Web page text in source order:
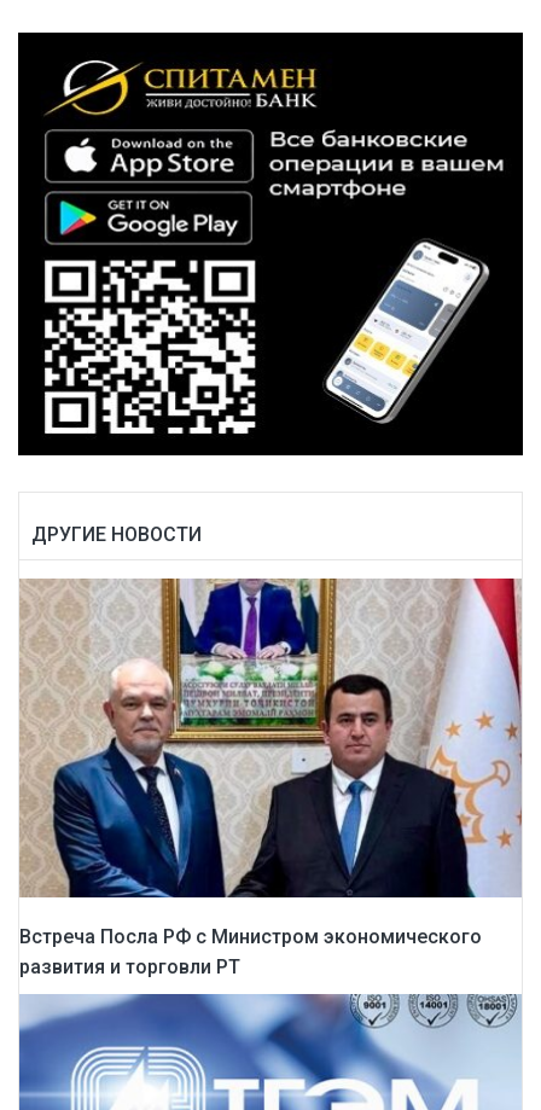
ДРУГИЕ НОВОСТИ
Встреча Посла РФ с Министром экономического
развития и торговли РТ